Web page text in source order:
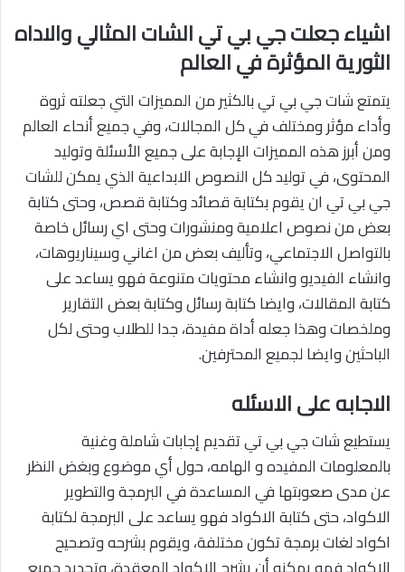
اشياء جعلت جي بي تي الشات المثالي والاداه
الثورية المؤثرة في العالم
يتمتع شات جي بي تي بالكثير من المميزات التي جعلته ثروة
وأداء مؤثر ومختلف في كل المجالات، وفي جميع أنحاء العالم
ومن أبرز هذه المميزات الإجابة على جميع الأسئلة وتوليد
المحتوى، في توليد كل النصوص الابداعية الذي يمكن للشات
جي بي تي ان يقوم بكتابة قصائد وكتابة قصص، وحتى كتابة
بعض من نصوص اعلامية ومنشورات وحتى اي رسائل خاصة
بالتواصل الاجتماعي، وتأليف بعض من اغاني وسيناريوهات،
وانشاء الفيديو وانشاء محتويات متنوعة فهو يساعد على
كتابة المقالات، وايضا كتابة رسائل وكتابة بعض التقارير
وملخصات وهذا جعله أداة مفيدة، جدا للطلاب وحتى لكل
الباحثين وايضا لجميع المحترفين.
الاجابه على الاسئله
يستطيع شات جي بي تي تقديم إجابات شاملة وغنية
بالمعلومات المفيده و الهامه، حول أي موضوع وبغض النظر
عن مدى صعوبتها في المساعدة في البرمجة والتطوير
الاكواد، حتى كتابة الاكواد فهو يساعد على البرمجة لكتابة
اكواد لغات برمجة تكون مختلفة، ويقوم بشرحه وتصحيح